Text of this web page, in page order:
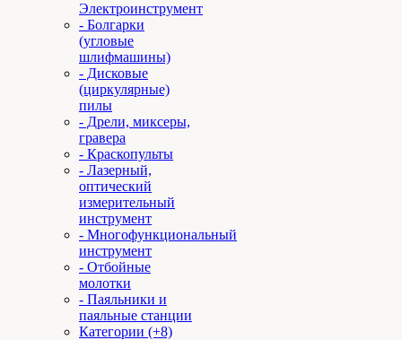
Электроинструмент
- Болгарки
(угловые
шлифмашины)
- Дисковые
(циркулярные)
пилы
- Дрели, миксеры,
гравера
- Краскопульты
- Лазерный,
оптический
измерительный
инструмент
- Многофункциональный
инструмент
- Отбойные
молотки
- Паяльники и
паяльные станции
Категории (+8)